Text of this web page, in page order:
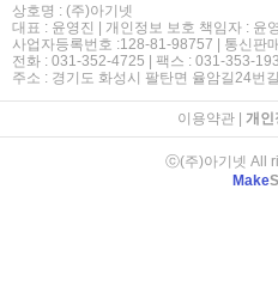
상호명 : (주)아기넷
대표 : 윤영진 | 개인정보 보호 책임자 : 윤
사업자등록번호 :128-81-98757 | 통신판
전화 : 031-352-4725 | 팩스 : 031-353-
주소 : 경기도 화성시 팔탄면 율암길24번
이용약관| 개인
ⓒ(주)아기넷 All
Make